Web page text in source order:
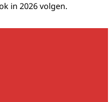
in 2026 volgen.